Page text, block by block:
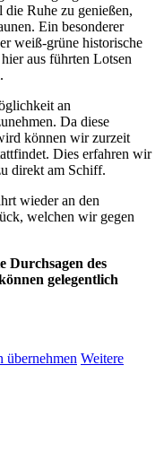
Ruhe zu genießen,
Ein besonderer
weiß-grüne historische
aus führten Lotsen
an
Da diese
können wir zurzeit
Dies erfahren wir
direkt am Schiff.
wieder an den
welchen wir gegen
Durchsagen des
gelegentlich
übernehmen Weitere